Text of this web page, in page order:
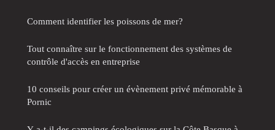
Comment identifier les poissons de mer?
Tout connaître sur le fonctionnement des systèmes de
contrôle d'accès en entreprise
10 conseils pour créer un évènement privé mémorable à
Pornic